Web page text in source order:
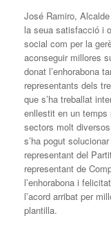
José Ramiro,
la seua satisfacció i
social com per la
aconseguir millores
donat l’enhorabona
representants dels
que s’ha treballat
enllestit en un temps
sectors molt
s’ha pogut
representant del
representant de
l’enhorabona i
l’acord arribat per
plantilla.